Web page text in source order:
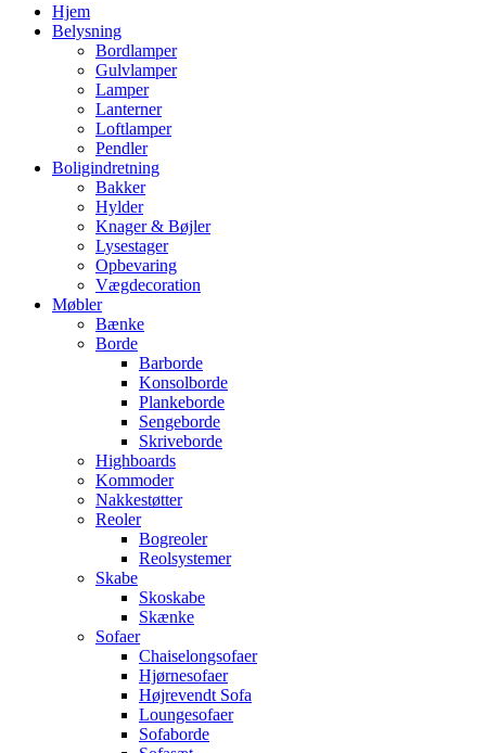
Hjem
Belysning
Bordlamper
Gulvlamper
Lamper
Lanterner
Loftlamper
Pendler
Boligindretning
Bakker
Hylder
Knager & Bøjler
Lysestager
Opbevaring
Vægdecoration
Møbler
Bænke
Borde
Barborde
Konsolborde
Plankeborde
Sengeborde
Skriveborde
Highboards
Kommoder
Nakkestøtter
Reoler
Bogreoler
Reolsystemer
Skabe
Skoskabe
Skænke
Sofaer
Chaiselongsofaer
Hjørnesofaer
Højrevendt Sofa
Loungesofaer
Sofaborde